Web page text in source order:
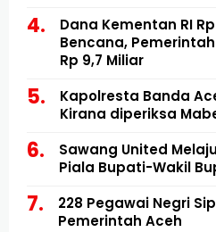
Dana Kementan RI
Bencana,
Rp 9,7 Miliar
Kapolresta Banda
Kirana diperiksa
Sawang United
Piala Bupati-Wakil
228 Pegawai Negri
Pemerintah Aceh